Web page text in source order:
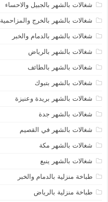
شغالات بالشهر بالجبيل والاحساء
شغالات بالشهر بالخرج والمزاحمية
شغالات بالشهر بالدمام والخبر
شغالات بالشهر بالرياض
شغالات بالشهر بالطائف
شغالات بالشهر بتبوك
شغالات بالشهر بريدة وعنيزة
شغالات بالشهر جدة
شغالات بالشهر في القصيم
شغالات بالشهر مكة
شغالات بالشهر ينبع
طباخة منزلية بالدمام والخبر
طباخة منزلية بالرياض